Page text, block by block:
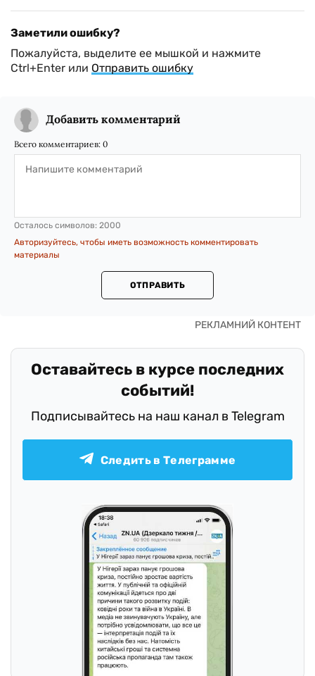
Заметили ошибку?
Пожалуйста, выделите ее мышкой и нажмите
Ctrl+Enter или Отправить ошибку
Добавить комментарий
Всего комментариев: 0
Осталось символов: 2000
Авторизуйтесь, чтобы иметь возможность комментировать
материалы
ОТПРАВИТЬ
Оставайтесь в курсе последних
событий!
Подписывайтесь на наш канал в Telegram
Следить в Телеграмме